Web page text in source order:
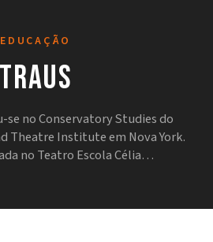
no Conservatory Studies do
Theatre Institute em Nova York.
no Teatro Escola Célia…